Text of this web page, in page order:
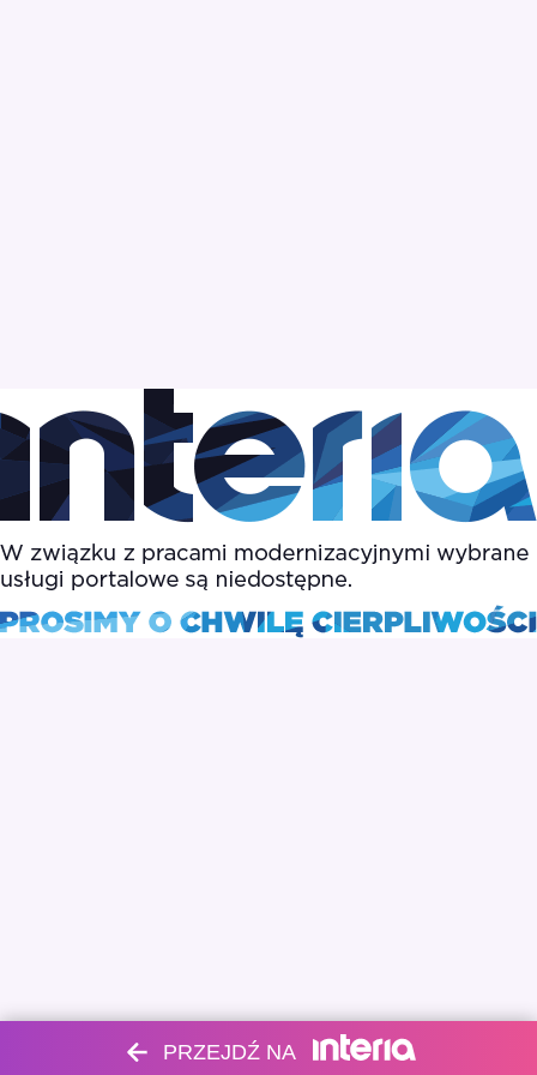
PRZEJDŹ NA